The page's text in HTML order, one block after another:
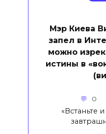
Мэр Киева
запел в
можно
истины в
0
«Встаньте